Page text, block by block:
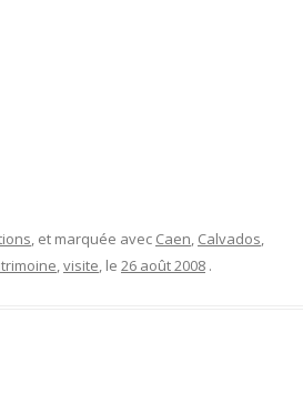
, et marquée avec Caen, Calvados,
,visite, le 26 août 2008 .